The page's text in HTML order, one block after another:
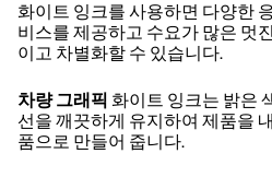
화이트 잉크를 사용하면 다양한
비스를 제공하고 수요가 많은 멋
이고 차별화할 수 있습니다.
차량 그래픽 화이트 잉크는 밝은
선을 깨끗하게 유지하여 제품을
품으로 만들어 줍니다.